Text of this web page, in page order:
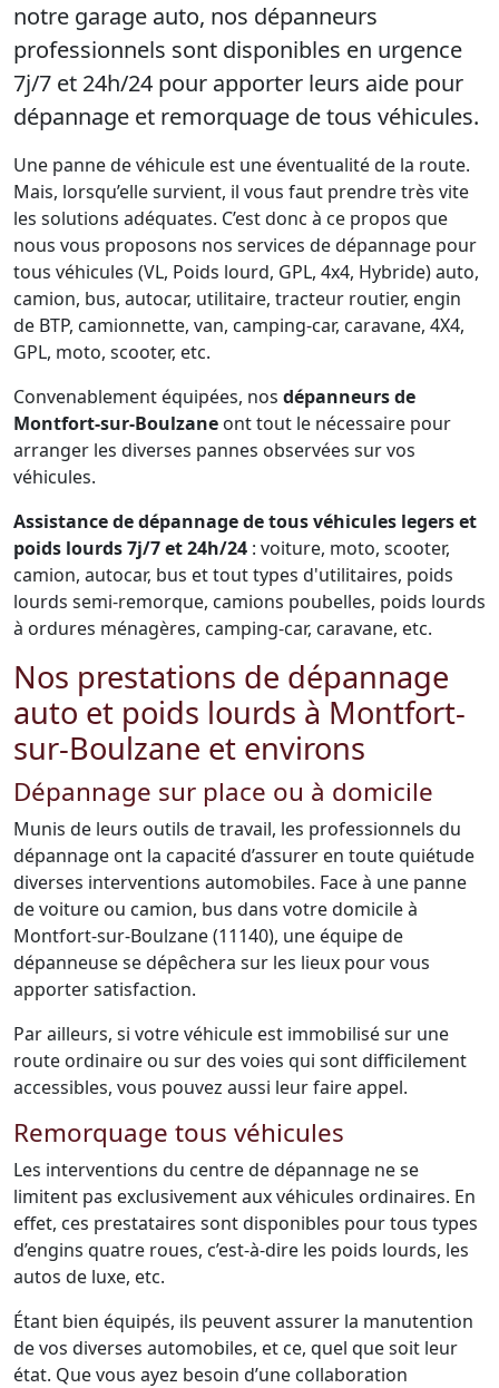
notre garage auto, nos dépanneurs
professionnels sont disponibles en urgence
7j/7 et 24h/24 pour apporter leurs aide pour
dépannage et remorquage de tous véhicules.
Une panne de véhicule est une éventualité de la route.
Mais, lorsqu’elle survient, il vous faut prendre très vite
les solutions adéquates. C’est donc à ce propos que
nous vous proposons nos services de dépannage pour
tous véhicules (VL, Poids lourd, GPL, 4x4, Hybride) auto,
camion, bus, autocar, utilitaire, tracteur routier, engin
de BTP, camionnette, van, camping-car, caravane, 4X4,
GPL, moto, scooter, etc.
Convenablement équipées, nos dépanneurs de
Montfort-sur-Boulzane ont tout le nécessaire pour
arranger les diverses pannes observées sur vos
véhicules.
Assistance de dépannage de tous véhicules legers et
poids lourds 7j/7 et 24h/24 : voiture, moto, scooter,
camion, autocar, bus et tout types d'utilitaires, poids
lourds semi-remorque, camions poubelles, poids lourds
à ordures ménagères, camping-car, caravane, etc.
Nos prestations de dépannage
auto et poids lourds à Montfort-
sur-Boulzane et environs
Dépannage sur place ou à domicile
Munis de leurs outils de travail, les professionnels du
dépannage ont la capacité d’assurer en toute quiétude
diverses interventions automobiles. Face à une panne
de voiture ou camion, bus dans votre domicile à
Montfort-sur-Boulzane (11140), une équipe de
dépanneuse se dépêchera sur les lieux pour vous
apporter satisfaction.
Par ailleurs, si votre véhicule est immobilisé sur une
route ordinaire ou sur des voies qui sont difficilement
accessibles, vous pouvez aussi leur faire appel.
Remorquage tous véhicules
Les interventions du centre de dépannage ne se
limitent pas exclusivement aux véhicules ordinaires. En
effet, ces prestataires sont disponibles pour tous types
d’engins quatre roues, c’est-à-dire les poids lourds, les
autos de luxe, etc.
Étant bien équipés, ils peuvent assurer la manutention
de vos diverses automobiles, et ce, quel que soit leur
état. Que vous ayez besoin d’une collaboration